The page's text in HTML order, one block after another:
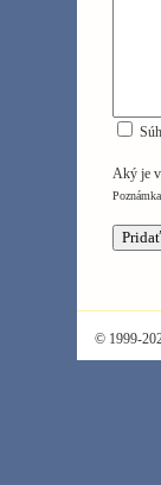
Aký je
© 1999-